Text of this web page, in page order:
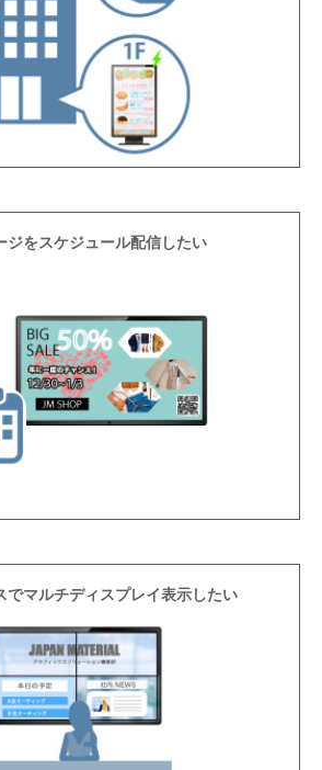
ジをスケジュール配信したい
でマルチディスプレイ表示したい